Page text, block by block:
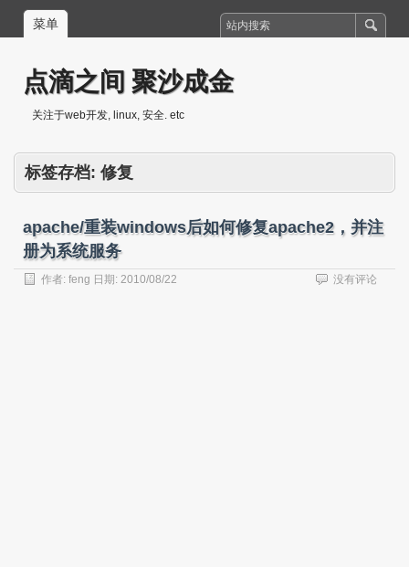
菜单
点滴之间 聚沙成金
关注于web开发, linux, 安全. etc
标签存档: 修复
apache/重装windows后如何修复apache2，并注
册为系统服务
作者: feng 日期: 2010/08/22 没有评论